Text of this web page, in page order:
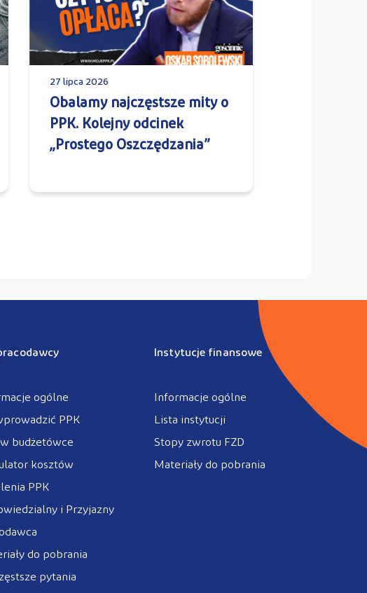
27 lipca 2026
Obalamy najczęstsze mity o
PPK. Kolejny odcinek
„Prostego Oszczędzania”
ogólne
PPK
w budżetówce
kosztów
PPK
i Przyjazny
do pobrania
pytania
Instytucje finansowe
Informacje ogólne
Lista instytucji
Stopy zwrotu FZD
Materiały do pobrania